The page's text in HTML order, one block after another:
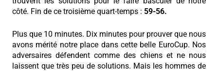
côté. Fin de ce troisième quart-temps : 59-56.
Plus que 10 minutes. Dix minutes pour prouver que nous
avons mérité notre place dans cette belle EuroCup. Nos
adversaires défendent comme des chiens et ne nous
laissent que très peu de solutions. Mais les hommes de